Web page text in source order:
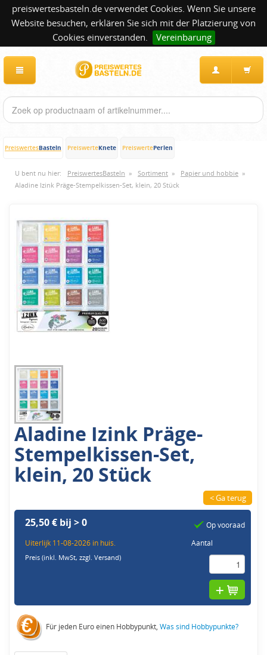
preiswertesbasteln.de verwendet Cookies. Wenn Sie unsere
Website besuchen, erklären Sie sich mit der Platzierung von
Cookies einverstanden.
Vereinbarung
PreiswertesBasteln PreiswerteKnete PreiswertePerlen
U bent nu hier: PreiswertesBasteln » Sortiment » Papier und hobbie »
Aladine Izink Präge-Stempelkissen-Set, klein, 20 Stück
Aladine Izink Präge-
Stempelkissen-Set,
klein, 20 Stück
< Ga terug
25,50 € bij > 0
Uiterlijk 11-08-2026 in huis.
Preis (inkl. MwSt,zzgl. Versand)
Op vooraad
Aantal
Für jeden Euro einen Hobbypunkt,Was sind Hobbypunkte?